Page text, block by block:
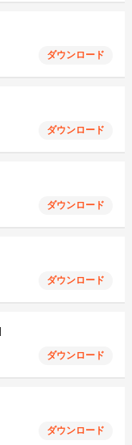
ダウンロード
ダウンロード
ダウンロード
ダウンロード
ダウンロード
ダウンロード